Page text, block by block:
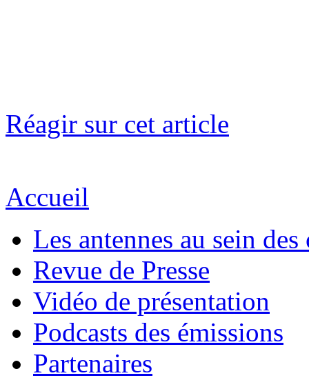
Réagir sur cet article
Accueil
Les antennes au sein des
Revue de Presse
Vidéo de présentation
Podcasts des émissions
Partenaires